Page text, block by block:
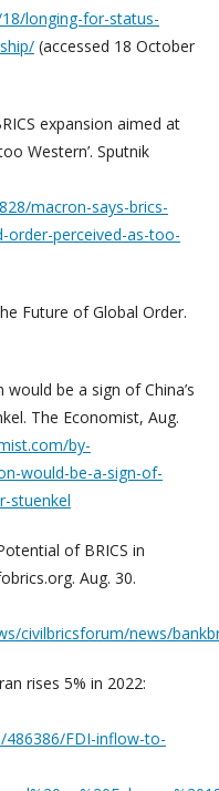
longing-for-status-
(accessed 18 October
expansion aimed at
Western’. Sputnik
macron-says-brics-
order-perceived-as-too-
Future of Global Order.
would be a sign of China’s
The Economist, Aug.
by-
would-be-a-sign-of-
stuenkel
of BRICS in
Aug. 30.
civilbricsforum/news/
rises 5% in 2022:
FDI-inflow-to-